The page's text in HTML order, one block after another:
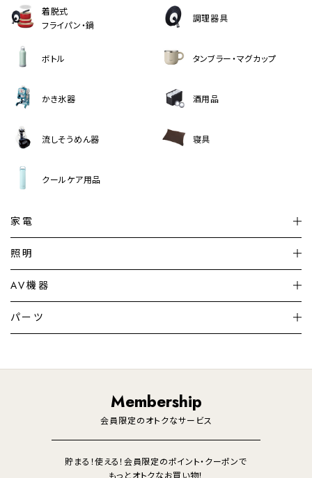
着脱式
フライパン・鍋
調理器具
ボトル タンブラー・マグカップ
かき氷器 酒用品
流しそうめん器 寝具
クールケア用品
家電
加湿器・空気清浄機
暖房機 掃除機
調理家電 生活家電
照明
シーリングライト
デスクライト
AV機器
テレビ
パーツ
Membership
会員限定のオトクなサービス
貯まる！使える！会員限定のポイント・クーポンで
もっとオトクなお買い物！